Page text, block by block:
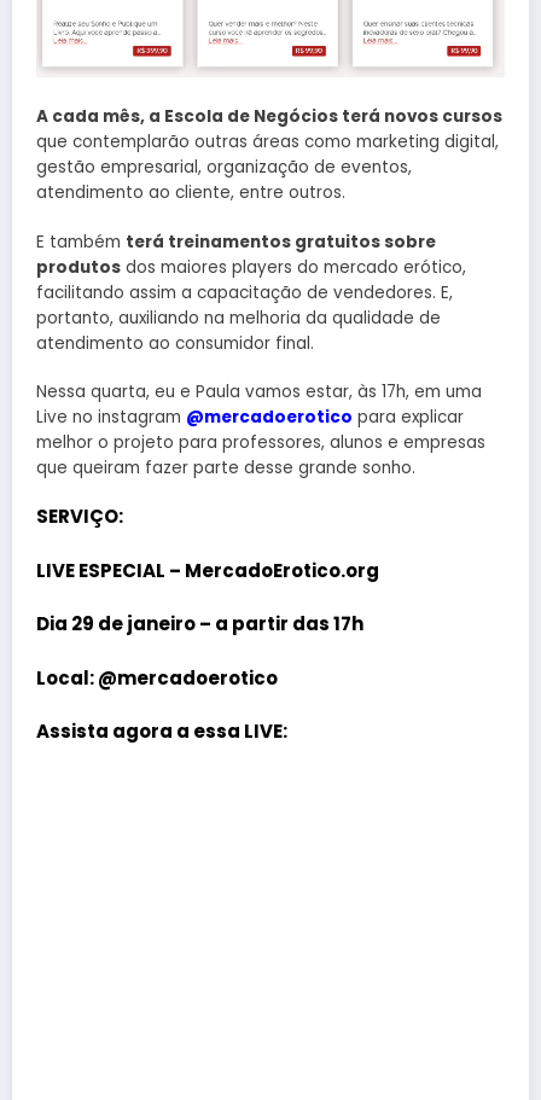
A cada mês, a Escola de Negócios terá novos cursos
que contemplarão outras áreas como marketing digital,
gestão empresarial, organização de eventos,
atendimento ao cliente, entre outros.
E também terá treinamentos gratuitos sobre
produtos dos maiores players do mercado erótico,
facilitando assim a capacitação de vendedores. E,
portanto, auxiliando na melhoria da qualidade de
atendimento ao consumidor final.
Nessa quarta, eu e Paula vamos estar, às 17h, em uma
Live no instagram @mercadoerotico para explicar
melhor o projeto para professores, alunos e empresas
que queiram fazer parte desse grande sonho.
SERVIÇO:
LIVE ESPECIAL – MercadoErotico.org
Dia 29 de janeiro – a partir das 17h
Local:@mercadoerotico
Assista agora a essa LIVE: